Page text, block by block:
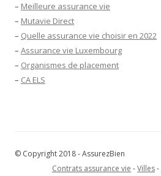
– Meilleure assurance vie
– Mutavie Direct
– Quelle assurance vie choisir en 2022
– Assurance vie Luxembourg
– Organismes de placement
– CA ELS
© Copyright 2018 - AssurezBien
Contrats assurance vie -Villes-